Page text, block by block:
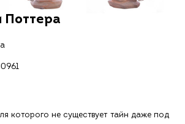
Поттера
которого не существует тайн даже под